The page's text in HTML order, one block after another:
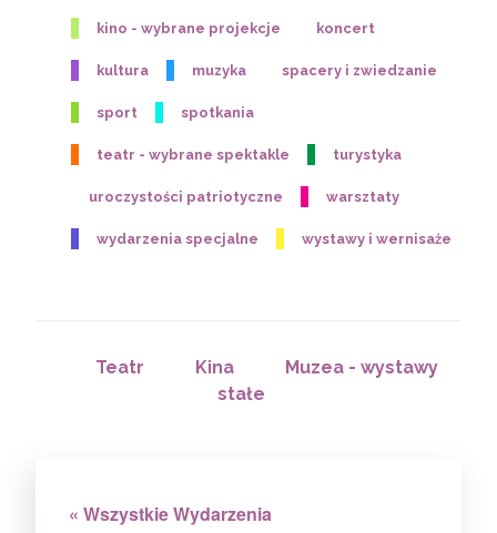
kino - wybrane projekcje koncert
kultura muzyka spacery i zwiedzanie
sport spotkania
teatr - wybrane spektakle turystyka
uroczystości patriotyczne warsztaty
wydarzenia specjalne wystawy i wernisaże
Teatr Kina
Muzea - wystawy
stałe
« Wszystkie Wydarzenia